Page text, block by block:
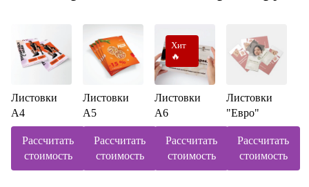
Листовки
А4
Рассчитать
стоимость
Листовки
А5
Рассчитать
стоимость
Хит
🔥
Листовки
А6
Рассчитать
стоимость
Листовки
"Евро"
Рассчитать
стоимость